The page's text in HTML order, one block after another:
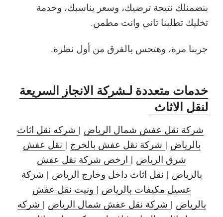
بنضمنلك نتيجة ترضيك، وسعر يناسبك، وخدمة
تخليك تطلبنا تاني وانت مطمن.
جربنا مرة، وهتحس بالفرق من أول نظرة.
خدمات متعددة لـشركة الانجاز السريعة
لنقل الاثاث
شركة نقل عفش شمال الرياض | شركه نقل اثاث
بالرياض | شركة نقل عفش بالخرج | نقل عفش
شرق الرياض | ارخص شركة نقل عفش
بالرياض | نقل اثاث داخل وخارج الرياض | شركة
غسيل مكيفات بالرياض | ونيت نقل عفش
بالرياض | شركة نقل عفش شمال الرياض | شركه